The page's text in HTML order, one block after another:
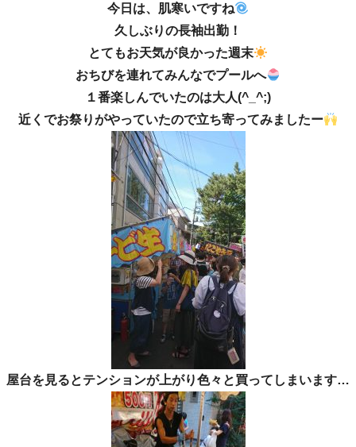
今日は、肌寒いですね
久しぶりの長袖出勤！
とてもお天気が良かった週末
おちびを連れてみんなでプールへ
１番楽しんでいたのは大人(^_^;)
近くでお祭りがやっていたので立ち寄ってみましたー
屋台を見るとテンションが上がり色々と買ってしまいます…